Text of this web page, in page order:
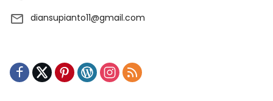
diansupianto11@gmail.com